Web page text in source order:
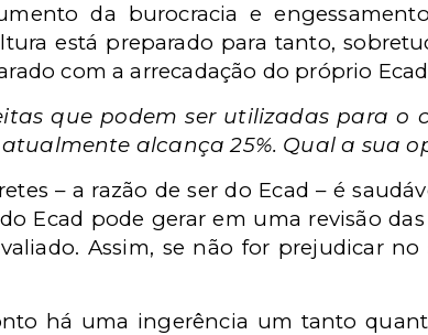
da burocracia e
está preparado para tanto,
com a arrecadação do próprio
que podem ser utilizadas para o
alcança 25%. Qual a sua
– a razão de ser do Ecad – é
Ecad pode gerar em uma revisão
Assim, se não for prejudicar
há uma ingerência um tanto